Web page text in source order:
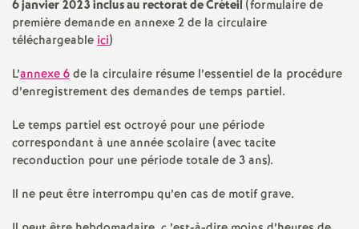
l
d
e
s
E
6 janvier 2023 inclus au rectorat de Créteil(formulaire de
première demande en annexe 2 de la circulaire
téléchargeableici)
L’annexe 6de la circulaire résume l’essentiel de la procédure
d’enregistrement des demandes de temps partiel.
Le temps partiel est octroyé pour une période
correspondant à une année scolaire (avec tacite
reconduction pour une période totale de 3 ans).
Il ne peut être interrompu qu’en cas de motif grave.